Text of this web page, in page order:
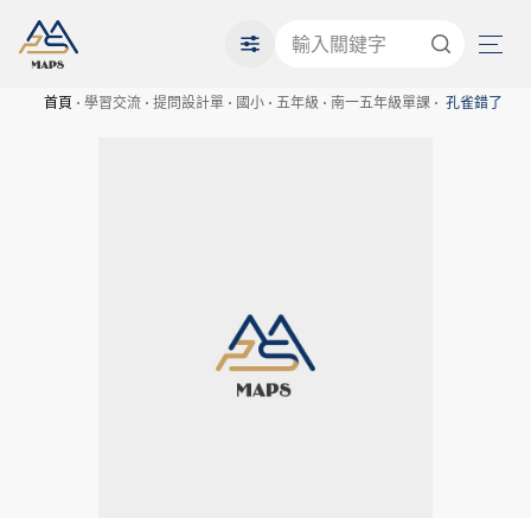
首頁 學習交流 提問設計單 國小 五年級 南一五年級單課 孔雀錯了